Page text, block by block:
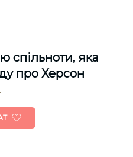
спільноти, яка
про Херсон